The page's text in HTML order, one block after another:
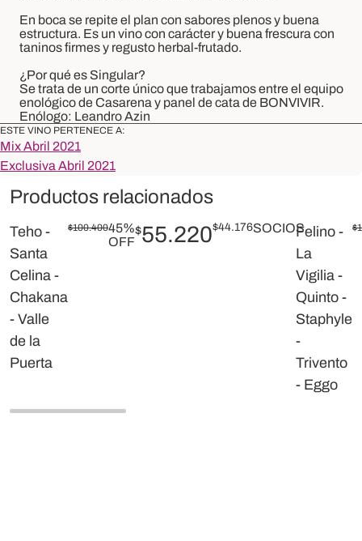
En boca se repite el plan con sabores plenos y buena
estructura. Es un vino con carácter y buena frescura con
taninos firmesy regusto herbal-frutado.
¿Por qué es Singular?
Se trata de un corte único que trabajamos entre el equipo
enológico deCasarena y panel de cata de BONVIVIR.
Enólogo: LeandroAzin
ESTE VINO PERTENECE A:
Mix Abril 2021
Exclusiva Abril 2021
Productos relacionados
Teho -
Santa
Celina -
Chakana
- Valle
de la
Puerta
$100.40045%
OFF
$55.220$44.176SOCIOSFelino -
La
Vigilia -
Quinto -
Staphyle
-
Trivento
- Eggo
$